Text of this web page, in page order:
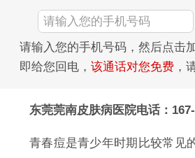
请输入您的手机号码，然后点击
即给您回电， 该通话对您免费 ，
东莞莞南皮肤病医院电话：
青春痘是青少年时期比较常见